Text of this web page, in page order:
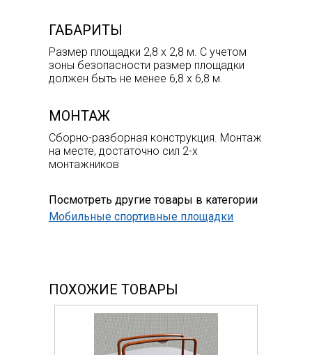
ГАБАРИТЫ
Размер площадки 2,8 х 2,8 м. С учетом
зоны безопасности размер площадки
должен быть не менее 6,8 х 6,8 м.
МОНТАЖ
Сборно-разборная конструкция. Монтаж
на месте, достаточно сил 2-х
монтажников
Посмотреть другие товары в категории
Мобильные спортивные площадки
ПОХОЖИЕ ТОВАРЫ